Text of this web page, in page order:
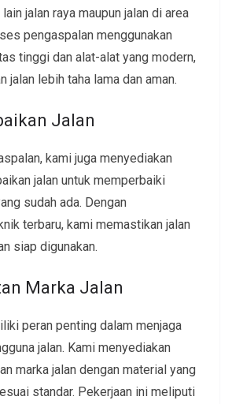
jalan raya maupun jalan di area
pengaspalan menggunakan
tinggi dan alat-alat yang modern,
jalan lebih taha lama dan aman.
Jalan
kami juga menyediakan
jalan untuk memperbaiki
sudah ada. Dengan
terbaru, kami memastikan jalan
siap digunakan.
Marka Jalan
peran penting dalam menjaga
jalan. Kami menyediakan
marka jalan dengan material yang
standar. Pekerjaan ini meliputi